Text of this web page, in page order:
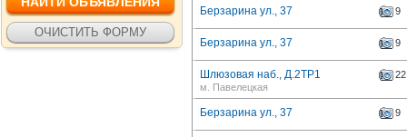
Берзарина ул., 37 9
Берзарина ул., 37 9
Шлюзовая наб., Д.2ТР1
22
м. Павелецкая
Берзарина ул., 37 9